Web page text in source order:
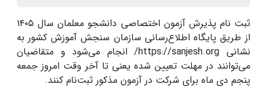
ثبت نام پذیرش آزمون اختصاصی دانشجو معلمان سال ۱۴۰۵
از طریق پایگاه اطلاع‌رسانی سازمان سنجش آموزش کشور به
نشانی https://sanjesh.org/ انجام می‌شود و متقاضیان
می‌توانند در مهلت تعیین شده یعنی تا آخر وقت امروز جمعه
پنجم دی ماه برای شرکت در آزمون مذکور ثبت‌نام کنند.